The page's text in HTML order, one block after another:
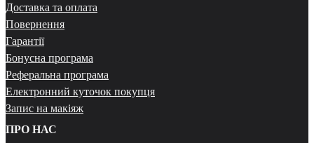
Доставка та оплата
Повернення
Гарантії
Бонусна програма
Реферальна програма
Електронний куточок покупця
Запис на макіяж
ПРО НАС